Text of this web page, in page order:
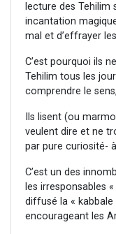
lecture des Tehilim
incantation
mal et d’effrayer
C’est pourquoi ils
Tehilim tous les
comprendre le
Ils lisent (ou
veulent dire et ne
par pure curiosité-
C’est un des
les irresponsables
diffusé la «
encourageant les